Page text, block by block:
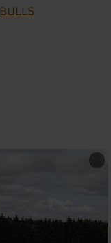
BULLS